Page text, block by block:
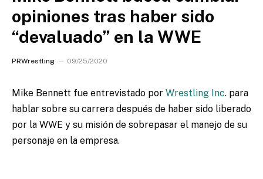
opiniones tras haber sido
“devaluado” en la WWE
PRWrestling 09/25/2020
Mike Bennett fue entrevistado por Wrestling Inc. para
hablar sobre su carrera después de haber sido liberado
por la WWE y su misión de sobrepasar el manejo de su
personaje en la empresa.